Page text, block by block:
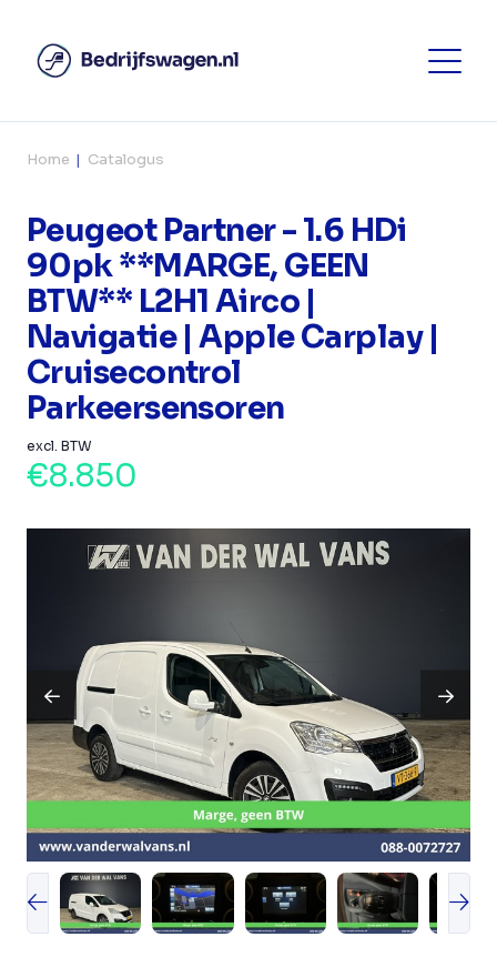
Home Catalogus
Peugeot Partner - 1.6 HDi
90pk **MARGE, GEEN
BTW** L2H1 Airco |
Navigatie | Apple Carplay |
Cruisecontrol
Parkeersensoren
excl. BTW
€8.850